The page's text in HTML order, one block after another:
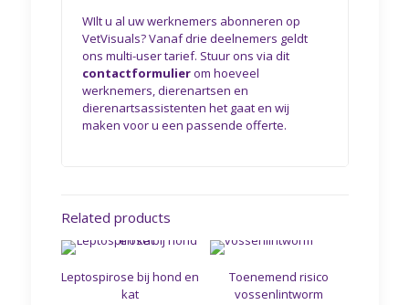
WIlt u al uw werknemers abonneren op
VetVisuals? Vanaf drie deelnemers geldt
ons multi-user tarief. Stuur ons via dit
contactformulierom hoeveel
werknemers, dierenartsen en
dierenartsassistenten het gaat en wij
maken voor u een passende offerte.
Related products
Leptospirose bij hond en
kat
Toenemend risico
vossenlintworm